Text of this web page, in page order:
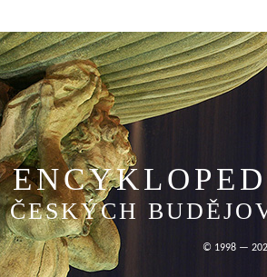
ČESKÝCH
© 1998 —